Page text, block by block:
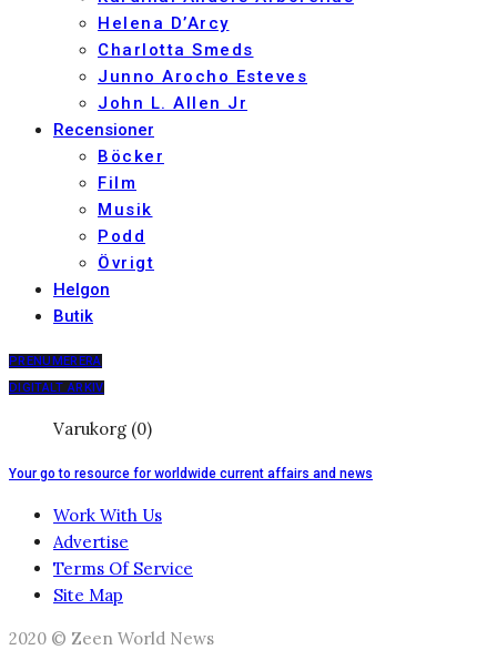
Helena D’Arcy
Charlotta Smeds
Junno Arocho Esteves
John L. Allen Jr
Recensioner
Böcker
Film
Musik
Podd
Övrigt
Helgon
Butik
PRENUMERERA
DIGITALT ARKIV
Varukorg (0)
Your go to resource for worldwide current affairs and news
Work With Us
Advertise
Terms Of Service
Site Map
2020 © Zeen World News